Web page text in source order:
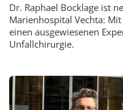
Dr. Raphael Bocklage ist
Marienhospital Vechta:
einen ausgewiesenen
Unfallchirurgie.